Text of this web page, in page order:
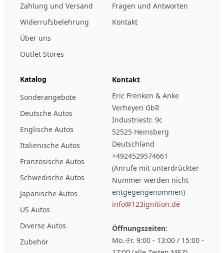
Zahlung und Versand
Widerrufsbelehrung
Über uns
Outlet Stores
Fragen und Antworten
Kontakt
Katalog
Sonderangebote
Deutsche Autos
Englische Autos
Italienische Autos
Französische Autos
Schwedische Autos
Japanische Autos
US Autos
Diverse Autos
Zubehör
Kontakt
Eric Frenken & Anke
Verheyen GbR
Industriestr. 9c
52525 Heinsberg
Deutschland
+4924529574661
(Anrufe mit unterdrückter
Nummer werden nicht
entgegengenommen)
info@123ignition.de
Öffnungszeiten:
Mo.-Fr. 9:00 - 13:00 / 15:00 -